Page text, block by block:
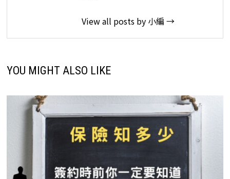
View all posts by 小編 →
YOU MIGHT ALSO LIKE